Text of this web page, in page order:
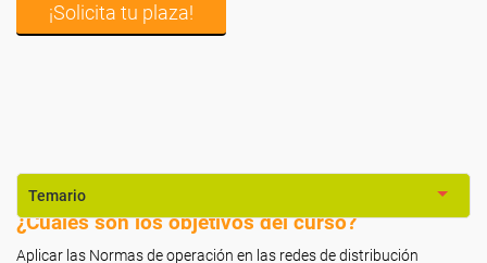
¡Solicita tu plaza!
Temario
¿Cuáles son los objetivos del curso?
Aplicar las Normas de operación en las redes de distribución